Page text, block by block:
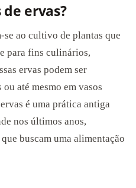
ervas?
ao cultivo de plantas que
para fins culinários,
ervas podem ser
até mesmo em vasos
é uma prática antiga
nos últimos anos,
buscam uma alimentação